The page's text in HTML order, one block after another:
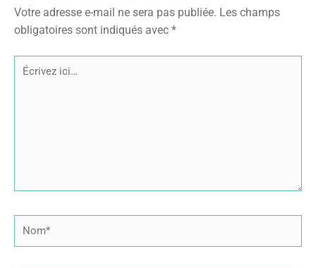
Votre adresse e-mail ne sera pas publiée. Les champs
obligatoires sont indiqués avec *
Écrivez